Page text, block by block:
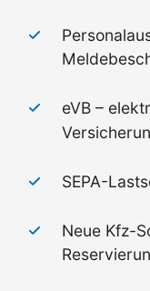
eVB –
SEPA-
Neue Kfz-